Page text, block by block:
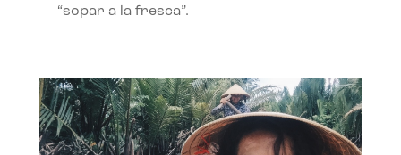
“sopar a la fresca”.